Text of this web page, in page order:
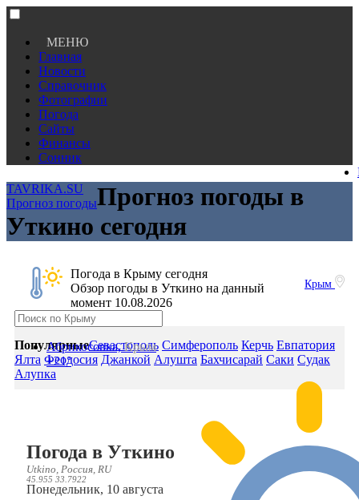
МЕНЮ
Главная
Новости
Справочник
Фотографии
Погода
Сайты
Финансы
Сонник
TAVRIKA.SU
Прогноз погодыПрогноз погоды в
Уткино сегодня
Крым
Погода в Крыму сегодня
Обзор погоды в Уткино на данный
момент 10.08.2026
Абрикосовка,Крым
+21°
ПопулярныеСевастополь Симферополь Керчь Евпатория
Ялта Феодосия Джанкой Алушта Бахчисарай Саки Судак
Алупка
Погода в Уткино
Utkino, Россия, RU
45.955 33.7922
Понедельник, 10 августа